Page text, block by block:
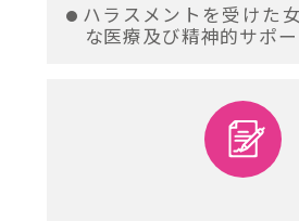
ハラスメントを受けた
な医療及び精神的サポー